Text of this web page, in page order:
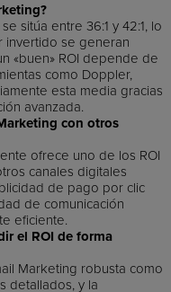
sitúa entre 36:1 y 42:1, lo
invertido se generan
«buen» ROI depende de
como Doppler,
esta media gracias
avanzada.
con otros
ofrece uno de los ROI
canales digitales
de pago por clic
de comunicación
eficiente.
el ROI de forma
Marketing robusta como
detallados, y la